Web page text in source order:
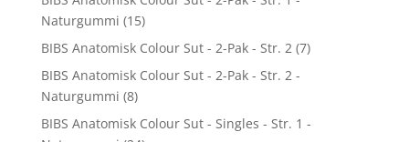
Naturgummi (15)
BIBS Anatomisk Colour Sut - 2-Pak - Str. 2 (7)
BIBS Anatomisk Colour Sut - 2-Pak - Str. 2 -
Naturgummi (8)
BIBS Anatomisk Colour Sut - Singles - Str. 1 -